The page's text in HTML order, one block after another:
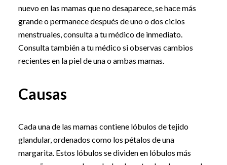
nuevo en las mamas que no desaparece, se hace más
grande o permanece después de uno o dos ciclos
menstruales, consulta a tu médico de inmediato.
Consulta también a tu médico si observas cambios
recientes en la piel de una o ambas mamas.
Causas
Cada una de las mamas contiene lóbulos de tejido
glandular, ordenados como los pétalos de una
margarita. Estos lóbulos se dividen en lóbulos más